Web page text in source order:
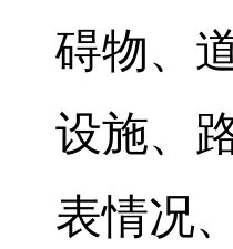
碍物、
设施、
表情况